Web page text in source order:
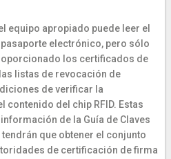
equipo apropiado puede leer el
electrónico, pero sólo
los certificados de
listas de revocación de
de verificar la
del chip RFID. Estas
de la Guía de Claves
tendrán que obtener el conjunto
de certificación de firma